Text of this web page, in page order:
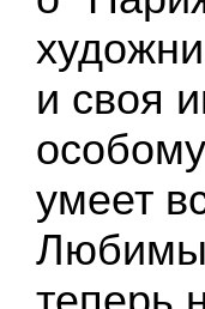
и своя
умеет